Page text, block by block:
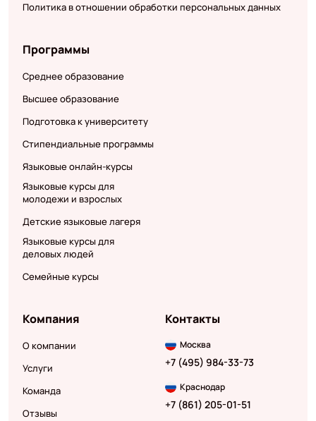
Политика в отношении обработки персональных данных
Программы
Среднее образование
Высшее образование
Подготовка к университету
Стипендиальные программы
Языковые онлайн-курсы
Языковые курсы для
молодежи и взрослых
Детские языковые лагеря
Языковые курсы для
деловых людей
Семейные курсы
Компания
О компании
Услуги
Команда
Отзывы
Контакты
Москва
+7 (495) 984-33-73
Краснодар
+7 (861) 205-01-51